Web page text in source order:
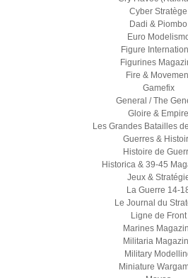
Cyber Stratège
Dadi & Piombo
Euro
Figure
Figurines
Fire &
Gamefix
General / The
Gloire & Empire
Les Grandes Batailles
Guerres &
Histoire de
Historica & 39-45
Jeux &
La Guerre 14-
Le Journal du
Ligne de Front
Marines
Militaria
Military
Miniature